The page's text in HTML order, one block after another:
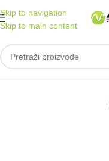
Skip to navigation
Skip to main content